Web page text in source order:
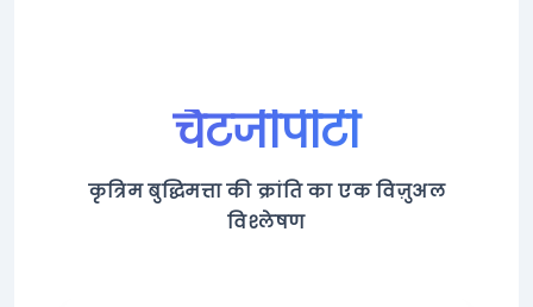
चैटजीपीटी
कृत्रिम बुद्धिमत्ता की क्रांति का एक विज़ुअल
विश्लेषण